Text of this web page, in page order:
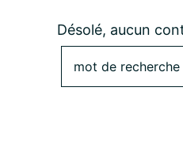
Désolé, aucun